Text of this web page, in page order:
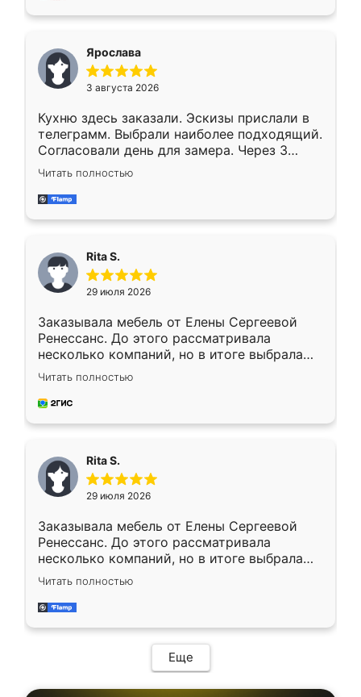
Ярослава
3 августа 2026
Кухню здесь заказали. Эскизы прислали в
телеграмм. Выбрали наиболее подходящий.
Согласовали день для замера. Через 3
недели кухня была уже готова. Остались
довольны работой. Спасибо Ренессанс
мебель за качественную работу!
Читать полностью
Rita S.
29 июля 2026
Заказывала мебель от Елены Сергеевой
Ренессанс. До этого рассматривала
несколько компаний, но в итоге выбрала
эту. Сначала обговорили условия, потом
приехал замерщик, всё спокойно объяснил
и снял размеры. Изготовили в срок, с
каких-либо доработок. Качеством осталась
довольна, все выглядит так, как и ожидала.
Читать полностью
Rita S.
29 июля 2026
Заказывала мебель от Елены Сергеевой
Ренессанс. До этого рассматривала
несколько компаний, но в итоге выбрала
эту. Сначала обговорили условия, потом
приехал замерщик, всё спокойно объяснил
и снял размеры. Изготовили в срок, с
мебель сразу встала на свое место без
каких-либо доработок. Качеством осталась
довольна, все выглядит так, как и ожидала.
Читать полностью
Еще